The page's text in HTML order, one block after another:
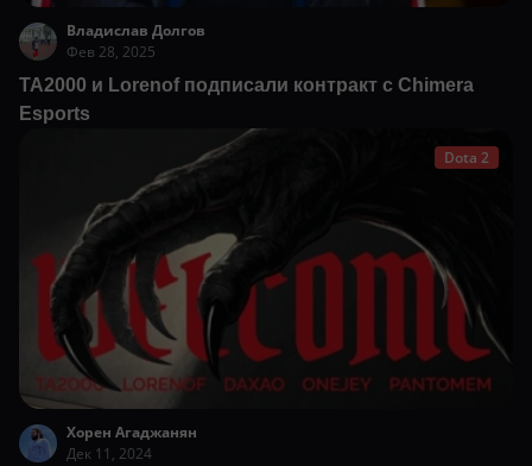
Владислав Долгов
Фев 28, 2025
TA2000 и Lorenof подписали контракт с Chimera
Esports
Dota 2
Хорен Агаджанян
Дек 11, 2024